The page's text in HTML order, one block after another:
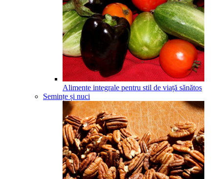
Alimente integrale pentru stil de viață sănătos
Semințe și nuci